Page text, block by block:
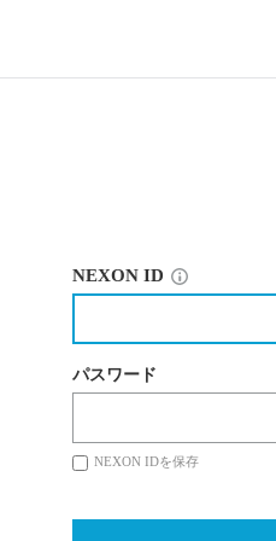
NEXON ID
パスワード
NEXON IDを保存